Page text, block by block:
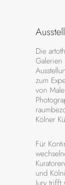
Die
Galerien
zum
von
Kölner
Für
und